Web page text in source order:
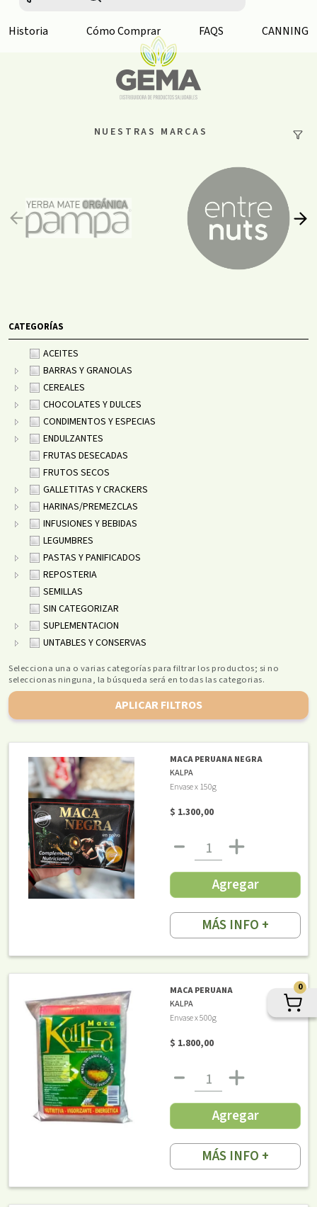
NUESTRAS MARCAS
CATEGORÍAS
ACEITES
BARRAS Y GRANOLAS
CEREALES
CHOCOLATES Y DULCES
CONDIMENTOS Y ESPECIAS
ENDULZANTES
FRUTAS DESECADAS
FRUTOS SECOS
GALLETITAS Y CRACKERS
HARINAS/PREMEZCLAS
INFUSIONES Y BEBIDAS
LEGUMBRES
PASTAS Y PANIFICADOS
REPOSTERIA
SEMILLAS
SIN CATEGORIZAR
SUPLEMENTACION
UNTABLES Y CONSERVAS
Selecciona una o varias categorías para filtrar los productos; si no
seleccionas ninguna, la búsqueda será en todas las categorias.
APLICAR FILTROS
MACA PERUANA NEGRA
KALPA
Envase x 150g
$ 1.300,00
Agregar
MÁS INFO +
MACA PERUANA
KALPA
Envase x 500g
$ 1.800,00
Agregar
MÁS INFO +
Historia Cómo Comprar FAQS CANNING
0